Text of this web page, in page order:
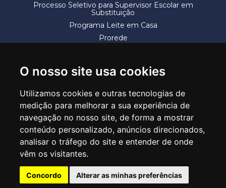
O nosso site usa cookies
Utilizamos cookies e outras tecnologias de
medição para melhorar a sua experiência de
navegação no nosso site, de forma a mostrar
conteúdo personalizado, anúncios direcionados,
analisar o tráfego do site e entender de onde
vêm os visitantes.
Concordo Alterar as minhas preferências
Processo Seletivo para Supervisor Escolar em
Substituição
Programa Leite em Casa
Prorede
SECRETARIA DE EDUCAÇÃO
Rua Claudino Barbosa, 313 - Macedo - Guarulhos/SP CEP 07113-040
Central de Atendimento: *55 11 2475-7300